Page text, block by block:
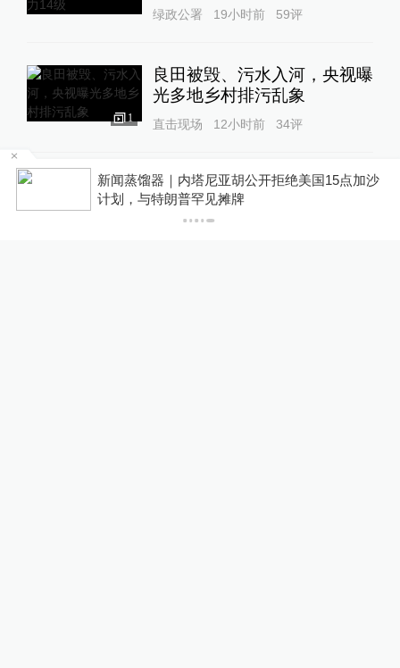
绿政公署 19小时前 59评
1
良田被毁、污水入河，央视曝
光多地乡村排污乱象
直击现场 12小时前 34评
与特朗普关联的美石油公司拟
在格陵兰岛钻探，岛政府强烈
警告
新闻蒸馏器｜内塔尼亚胡公开拒绝美国15点加沙
计划，与特朗普罕见摊牌